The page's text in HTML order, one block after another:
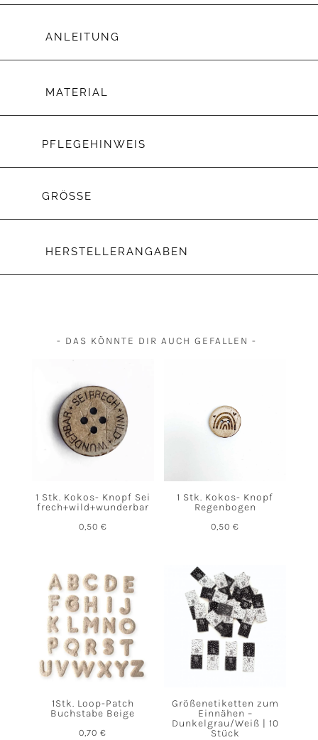
ANLEITUNG
MATERIAL
PFLEGEHINWEIS
GRÖSSE
HERSTELLERANGABEN
- DAS KÖNNTE DIR AUCH GEFALLEN -
1 Stk. Kokos- Knopf Sei
frech+wild+wunderbar
0,50 €
1 Stk. Kokos- Knopf
Regenbogen
0,50€
1Stk. Loop-Patch
Buchstabe Beige
0,70€
Größenetiketten zum
Einnähen –
Dunkelgrau/Weiß | 10
Stück